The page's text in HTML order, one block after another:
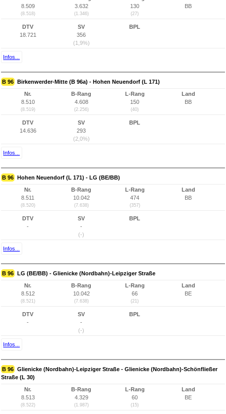
8.509
(8.518)
3.632
(1.346)
130
(27)
BB
DTV
18.721
SV
356
(1,9%)
BPL
Infos...
B 96 Birkenwerder-Mitte (B 96a) - Hohen Neuendorf (L 171)
Nr.
8.510
(8.519)
B-Rang
4.608
(2.256)
L-Rang
150
(40)
Land
BB
DTV
14.636
SV
293
(2,0%)
BPL
Infos...
B 96 Hohen Neuendorf (L 171) - LG (BE/BB)
Nr.
8.511
(8.520)
B-Rang
10.042
(7.638)
L-Rang
474
(357)
Land
BB
DTV
-
SV
-
(-)
BPL
Infos...
B 96 LG (BE/BB) - Glienicke (Nordbahn)-Leipziger Straße
Nr.
8.512
(8.521)
B-Rang
10.042
(7.638)
L-Rang
66
(21)
Land
BE
DTV
-
SV
-
(-)
BPL
Infos...
B 96 Glienicke (Nordbahn)-Leipziger Straße - Glienicke (Nordbahn)-Schönfließer
Straße (L 30)
Nr.
8.513
(8.522)
B-Rang
4.329
(1.987)
L-Rang
60
(15)
Land
BE